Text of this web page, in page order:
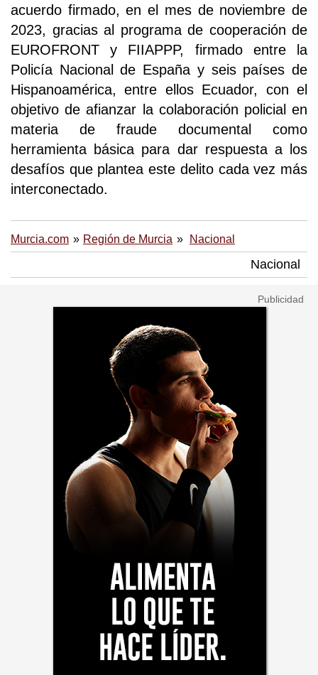
acuerdo firmado, en el mes de noviembre de
2023, gracias al programa de cooperación de
EUROFRONT y FIIAPPP, firmado entre la
Policía Nacional de España y seis países de
Hispanoamérica, entre ellos Ecuador, con el
objetivo de afianzar la colaboración policial en
materia de fraude documental como
herramienta básica para dar respuesta a los
desafíos que plantea este delito cada vez más
interconectado.
Murcia.com Región de Murcia Nacional
Nacional